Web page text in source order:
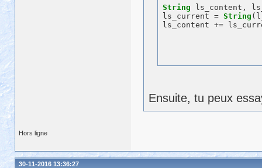
String ls_content,
ls_current = String
Ensuite, tu peux
Hors ligne
30-11-2016 13:36:27